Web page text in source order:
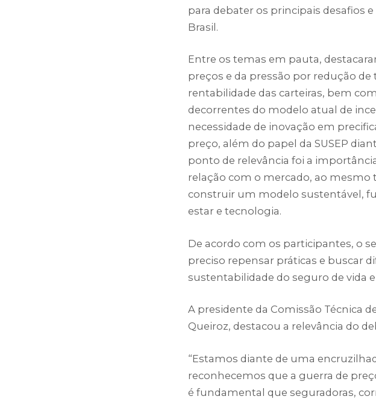
para debater os principais desafios
Brasil.
Entre os temas em pauta,
preços e da pressão por redução
rentabilidade das carteiras, bem
decorrentes do modelo atual de
necessidade de inovação em
preço, além do papel da SUSEP
ponto de relevância foi a
relação com o mercado, ao
construir um modelo sustentável,
estar e tecnologia.
De acordo com os participantes, o
preciso repensar práticas e buscar
sustentabilidade do seguro de vida
A presidente da Comissão Técnica
Queiroz, destacou a relevância do
“Estamos diante de uma
reconhecemos que a guerra de
é fundamental que seguradoras,